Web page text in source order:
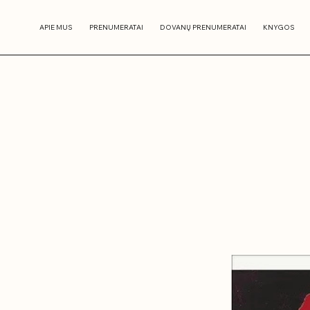
APIE MUS PRENUMERATAI DOVANŲ PRENUMERATAI KNYGOS